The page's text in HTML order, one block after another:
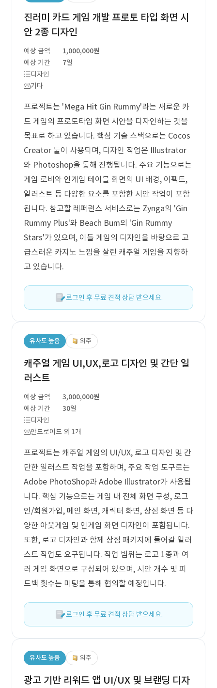
진러미 카드 게임 개발 프로토 타입 화면 시
안 2종 디자인
예상 금액
1,000,000원
예상 기간
7일
디자인
기타
프로젝트는 'Mega Hit Gin Rummy'라는 새로운 카
드 게임의 프로토타입 화면 시안을 디자인하는 것을
목표로 하고 있습니다. 핵심 기술 스택으로는 Cocos
Creator 툴이 사용되며, 디자인 작업은 Illustrator
와 Photoshop을 통해 진행됩니다. 주요 기능으로는
게임 로비와 인게임 테이블 화면의 UI 배경, 이펙트,
일러스트 등 다양한 요소를 포함한 시안 작업이 포함
됩니다. 참고할 레퍼런스 서비스로는 Zynga의 'Gin
Rummy Plus'와 Beach Bum의 'Gin Rummy
Stars'가 있으며, 이들 게임의 디자인을 바탕으로 고
급스러운 카지노 느낌을 살린 캐주얼 게임을 지향하
고 있습니다.
로그인 후 무료 견적 상담 받으세요.
유사도 높음 외주
캐주얼 게임 UI,UX,로고 디자인 및 간단 일
러스트
예상 금액
3,000,000원
예상 기간
30일
디자인
안드로이드 외 1개
프로젝트는 캐주얼 게임의 UI/UX, 로고 디자인 및 간
단한 일러스트 작업을 포함하며, 주요 작업 도구로는
Adobe PhotoShop과 Adobe Illustrator가 사용됩
니다. 핵심 기능으로는 게임 내 전체 화면 구성, 로그
인/회원가입, 메인 화면, 캐릭터 화면, 상점 화면 등 다
양한 아웃게임 및 인게임 화면 디자인이 포함됩니다.
또한, 로고 디자인과 함께 상점 패키지에 들어갈 일러
스트 작업도 요구됩니다. 작업 범위는 로고 1종과 여
러 게임 화면으로 구성되어 있으며, 시안 개수 및 피
드백 횟수는 미팅을 통해 협의할 예정입니다.
로그인 후 무료 견적 상담 받으세요.
유사도 높음 외주
광고 기반 리워드 앱 UI/UX 및 브랜딩 디자